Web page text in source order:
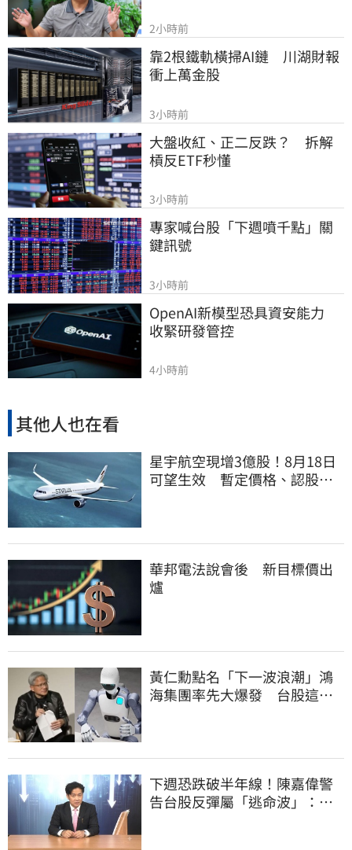
2小時前
靠2根鐵軌橫掃AI鏈　川湖財報
衝上萬金股
3小時前
大盤收紅、正二反跌？　拆解
槓反ETF秒懂
3小時前
專家喊台股「下週噴千點」關
鍵訊號
3小時前
OpenAI新模型恐具資安能力
收緊研發管控
4小時前
其他人也在看
星宇航空現增3億股！8月18日
可望生效 暫定價格、認股規
華邦電法說會後 新目標價出
爐
黃仁勳點名「下一波浪潮」鴻
海集團率先大爆發 台股這族
下週恐跌破半年線！陳嘉偉警
告台股反彈屬「逃命波」：空